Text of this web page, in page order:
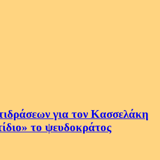
για τον Κασσελάκη
το ψευδοκράτος